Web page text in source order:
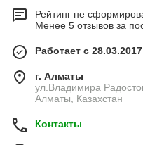
Рейтинг не
Менее 5 отзывов за
Работает с 28.03.2017
г. Алматы
ул.Владимира
Алматы, Казахстан
Контакты